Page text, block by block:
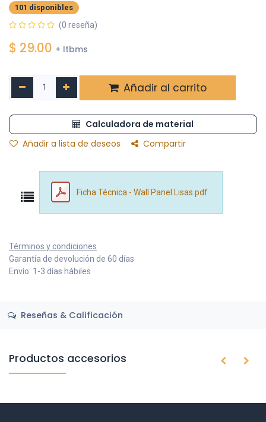
101 disponibles
(0 reseña)
$ 29.00 + Itbms
Añadir al carrito
Calculadora de material
Añadir a lista de deseos
Compartir
Ficha Técnica - Wall Panel Lisas.pdf
Términos y condiciones
Garantía de devolución de 60 días
Envío: 1-3 días hábiles
Reseñas & Calificación
Productos accesorios